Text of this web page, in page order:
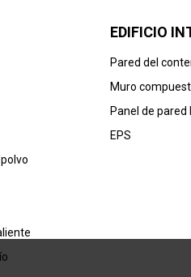
EDIFICIO
Pared del
Muro
Panel de
EPS